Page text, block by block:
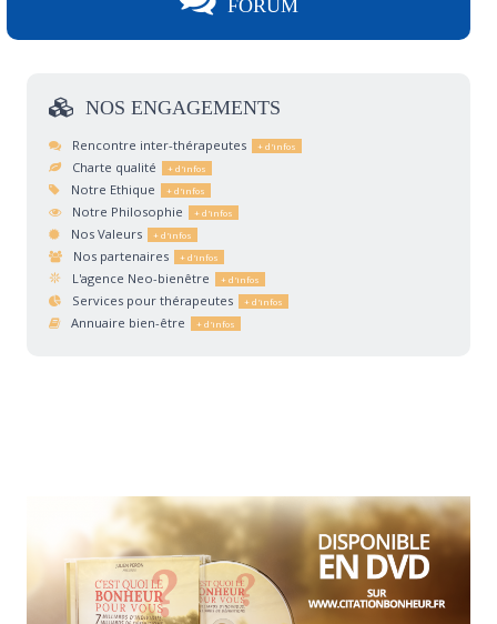
FORUM
NOS ENGAGEMENTS
Rencontre inter-thérapeutes
Charte qualité
Notre Ethique
Notre Philosophie
Nos Valeurs
Nos partenaires
L'agence Neo-bienêtre
Services pour thérapeutes
Annuaire bien-être